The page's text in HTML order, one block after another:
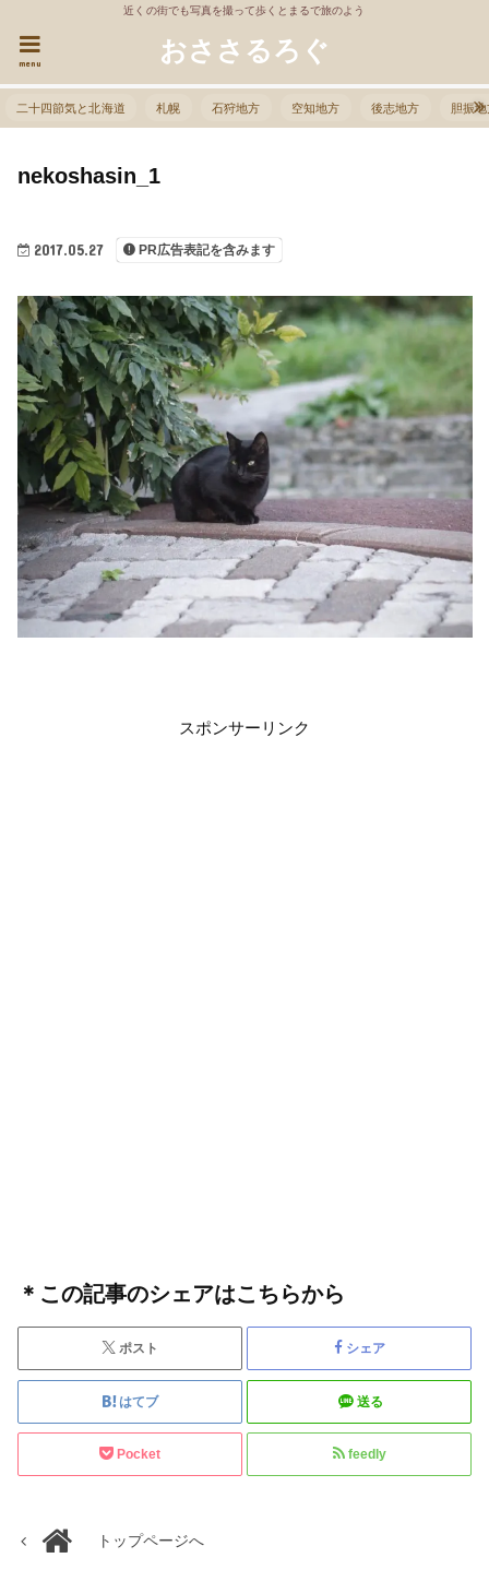
近くの街でも写真を撮って歩くとまるで旅のよう
おささるろぐ
menu
二十四節気と北海道 札幌 石狩地方 空知地方 後志地方 胆振
2017.05.27 PR広告表記を含みます
nekoshasin_1
スポンサーリンク
＊この記事のシェアはこちらから
ポスト シェア
はてブ 送る
Pocket feedly
トップページへ